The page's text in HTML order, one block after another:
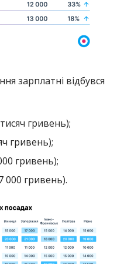
зарплатні відбувся
гривень);
гривень);
гривень);
000 гривень).